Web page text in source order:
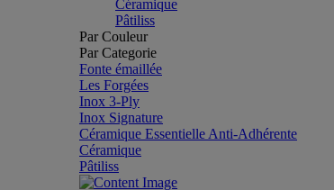
Céramique
Pâtiliss
Par Couleur
Par Categorie
Fonte émaillée
Les Forgées
Inox 3-Ply
Inox Signature
Céramique Essentielle Anti-Adhérente
Céramique
Pâtiliss